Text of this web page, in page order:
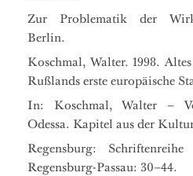
Zur Problematik der
Berlin.
Koschmal, Walter. 1998.
Rußlands erste europäische
In: Koschmal, Walter –
Odessa. Kapitel aus der
Regensburg:
Regensburg-Passau: 30–44.